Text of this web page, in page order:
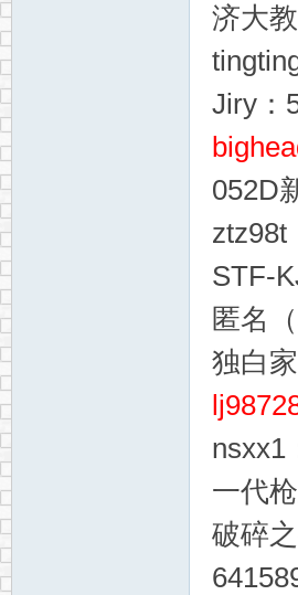
济大
Jiry：
052D
ztz98t
STF-
匿名
独白
nsxx1
一代
破碎